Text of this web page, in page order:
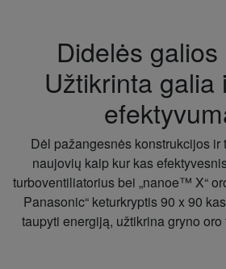
Didelės galios
Užtikrinta galia
Dėl pažangesnės konstrukcijos
naujovių kaip kur kas
turboventiliatorius bei „nanoe™ X“
Panasonic“ keturkryptis 90 x 90
taupyti energiją, užtikrina gryno